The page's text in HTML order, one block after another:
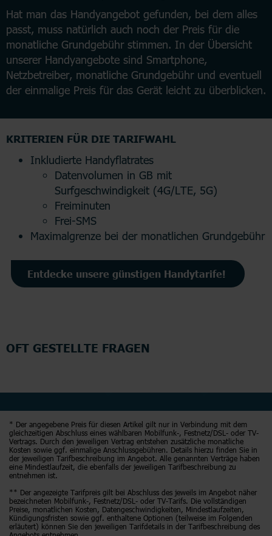
Hat man das Handyangebot gefunden, bei dem alles
passt, muss natürlich auch noch der Preis für die
monatliche Grundgebühr stimmen. In der Übersicht
unserer Handyangebote sind Smartphone,
Netzbetreiber, monatliche Grundgebühr und eventuell
der einmalige Preis für das Gerät leicht zu überblicken.
KRITERIEN FÜR DIE TARIFWAHL
Inkludierte Handyflatrates
Datenvolumen in GB mit
Surfgeschwindigkeit (4G/LTE, 5G)
Freiminuten
Frei-SMS
Maximalgrenze bei der monatlichen Grundgebühr
Entdecke unsere günstigen Handytarife!
OFT GESTELLTE FRAGEN
* Der angegebene Preis für diesen Artikel gilt nur in Verbindung mit dem
gleichzeitigen Abschluss eines wählbaren Mobilfunk-, Festnetz/DSL- oder TV-
Vertrags. Durch den jeweiligen Vertrag entstehen zusätzliche monatliche
Kosten sowie ggf. einmalige Anschlussgebühren. Details hierzu finden Sie in
der jeweiligen Tarifbeschreibung im Angebot. Alle genannten Verträge haben
eine Mindestlaufzeit, die ebenfalls der jeweiligen Tarifbeschreibung zu
entnehmen ist.
** Der angezeigte Tarifpreis gilt bei Abschluss des jeweils im Angebot näher
bezeichneten Mobilfunk-, Festnetz/DSL- oder TV-Tarifs. Die vollständigen
Preise, monatlichen Kosten, Datengeschwindigkeiten, Mindestlaufzeiten,
Kündigungsfristen sowie ggf. enthaltene Optionen (teilweise im Folgenden
erläutert) können Sie den jeweiligen Tarifdetails in der Tarifbeschreibung des